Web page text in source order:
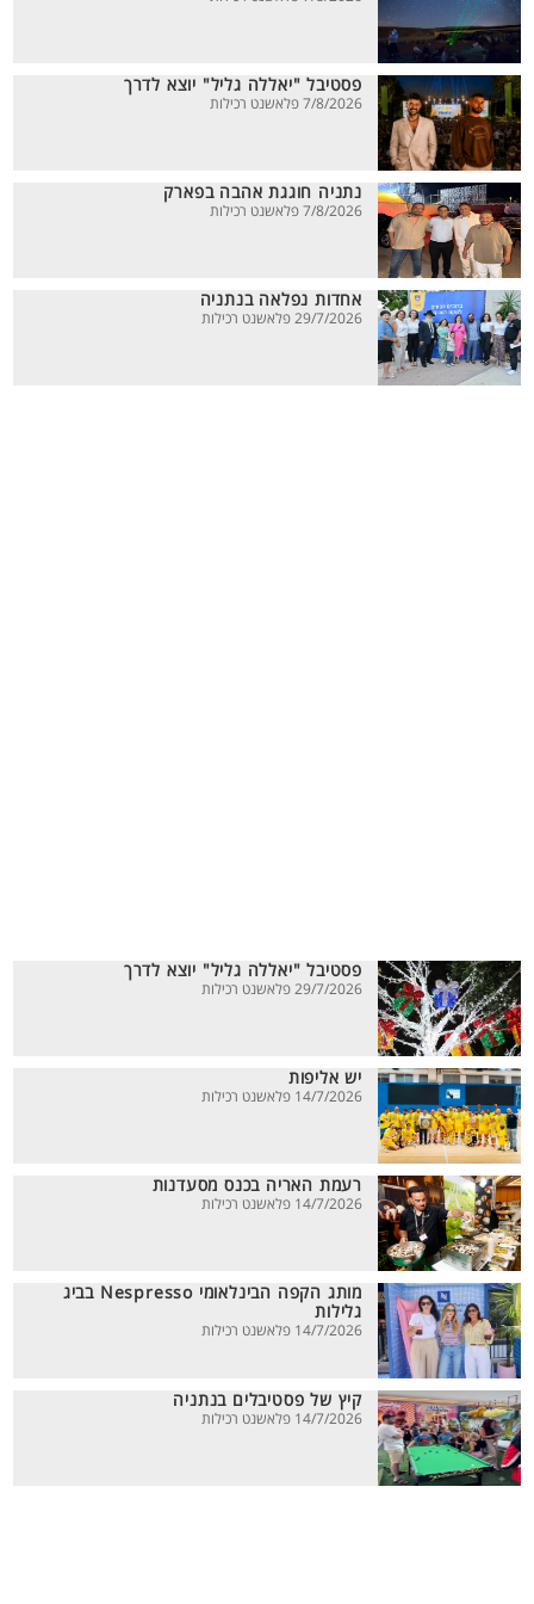
פסטיבל "יאללה גליל" יוצא לדרך
7/8/2026 פלאשנט רכילות
נתניה חוגגת אהבה בפארק
7/8/2026 פלאשנט רכילות
אחדות נפלאה בנתניה
29/7/2026 פלאשנט רכילות
פסטיבל "יאללה גליל" יוצא לדרך
29/7/2026 פלאשנט רכילות
יש אליפות
14/7/2026 פלאשנט רכילות
רעמת האריה בכנס מסעדנות
14/7/2026 פלאשנט רכילות
מותג הקפה הבינלאומי Nespresso בביג
גלילות
14/7/2026 פלאשנט רכילות
קיץ של פסטיבלים בנתניה
14/7/2026 פלאשנט רכילות